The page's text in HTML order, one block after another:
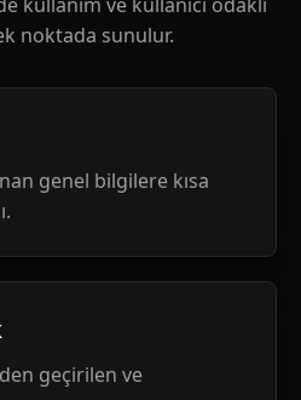
noktada sunulur.
genel bilgilere kısa
geçirilen ve